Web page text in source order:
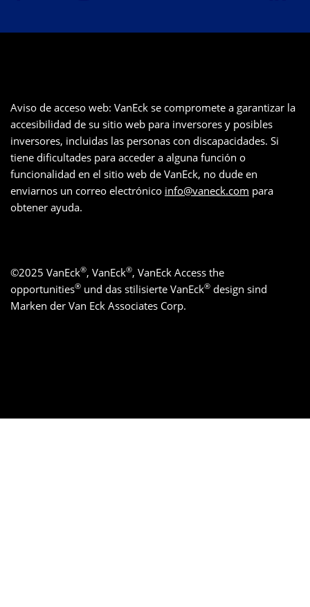
Aviso de acceso web: VanEck se compromete a garantizar la
accesibilidad de su sitio web para inversores y posibles
inversores, incluidas las personas con discapacidades. Si
tiene dificultades para acceder a alguna función o
funcionalidad en el sitio web de VanEck, no dude en
enviarnos un correo electrónico info@vaneck.com para
obtener ayuda.
©2025 VanEck®, VanEck®, VanEck Access the
opportunities® und das stilisierte VanEck® design sind
Marken der Van Eck Associates Corp.